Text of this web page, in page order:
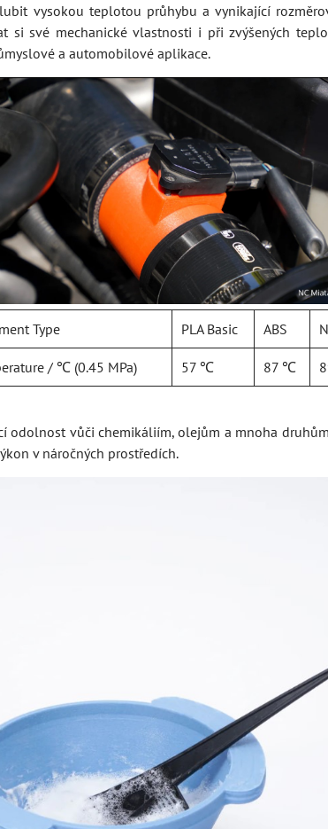
vysokou teplotou průhybu a vynikající
si své mechanické vlastnosti i při zvýšených
a automobilové aplikace.
Type PLA Basic ABS
/ ℃ (0.45 MPa) 57 ℃ 87 ℃
odolnost vůči chemikáliím, olejům a mnoha
v náročných prostředích.